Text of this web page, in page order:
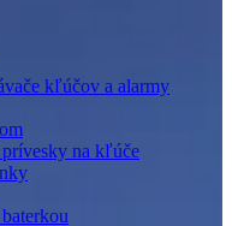
kľúčov a alarmy
na kľúče